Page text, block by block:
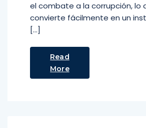
el combate a la corrupción, lo
convierte fácilmente en un
[…]
Read
More